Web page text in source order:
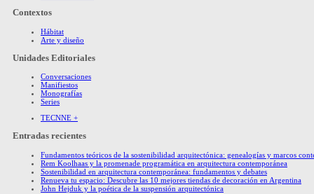
Contextos
Hábitat
Arte y diseño
Unidades Editoriales
Conversaciones
Manifiestos
Monografías
Series
TECNNE +
Entradas recientes
Fundamentos teóricos de la sostenibilidad arquitectónica: genealogías y marcos
Rem Koolhaas y la promenade programática en arquitectura contemporánea
Sostenibilidad en arquitectura contemporánea: fundamentos y debates
Renueva tu espacio: Descubre las 10 mejores tiendas de decoración en Argentina
John Hejduk y la poética de la suspensión arquitectónica